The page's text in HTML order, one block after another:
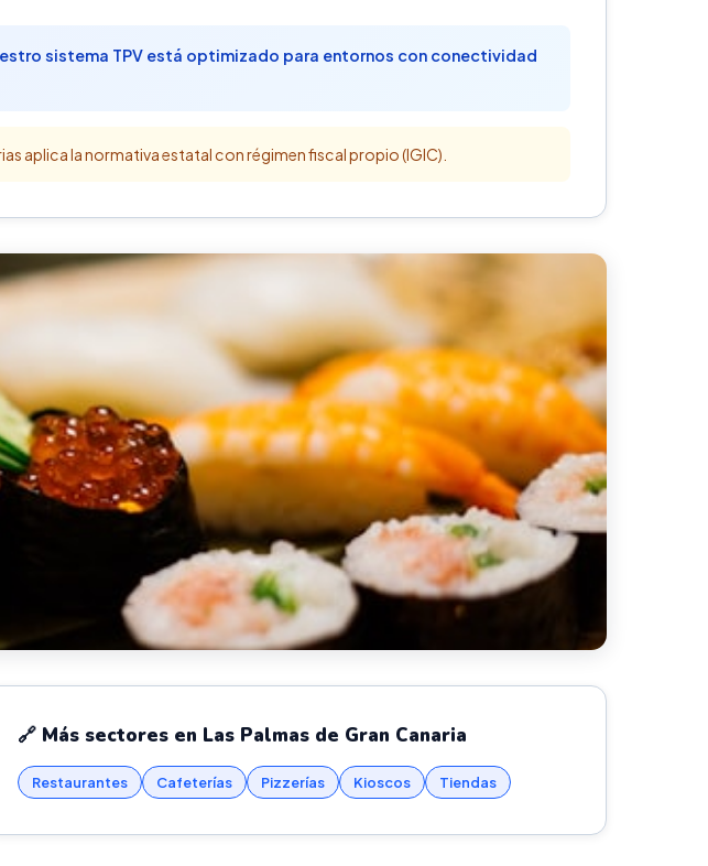
sistema TPV está optimizado para entornos con conectividad
aplica la normativa estatal con régimen fiscal propio (IGIC).
🔗 Más sectores en Las Palmas de Gran Canaria
Restaurantes Cafeterías Pizzerías Kioscos Tiendas